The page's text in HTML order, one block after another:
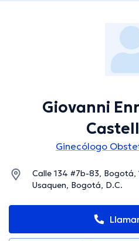
Giovanni
Ginecólogo
Calle 134 #7b-83, Bogotá,
Usaquen, Bogotá, D.C.